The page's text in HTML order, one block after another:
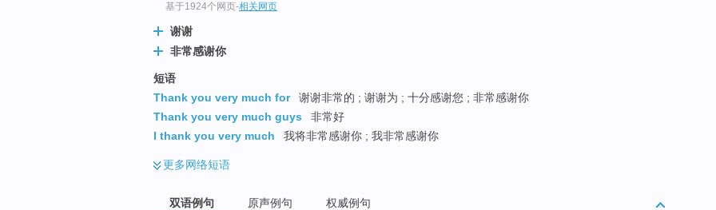
基于1924个网页-相关网页
谢谢
非常感谢你
短语
Thank you very much for
谢谢非常的 ; 谢谢为 ; 十分感谢您 ; 非常感谢你
Thank you very much guys
非常好
I thank you very much
我将非常感谢你 ; 我非常感谢你
更多网络短语
双语例句 原声例句 权威例句